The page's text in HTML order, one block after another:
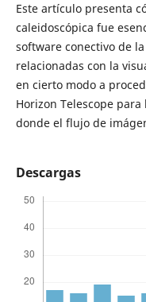
Este artículo presenta
caleidoscópica fue
software conectivo de
relacionadas con la
en cierto modo a
Horizon Telescope
donde el flujo de
Descargas